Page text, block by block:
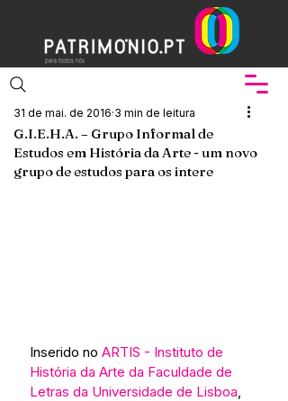
G.I.E.H.A. – Grupo Informal de
Estudos em História da Arte - um novo
grupo de estudos para os intere
31 de mai. de 2016 3 min de leitura
Inserido no ARTIS - Instituto de
História da Arte da Faculdade de
Letras da Universidade de Lisboa